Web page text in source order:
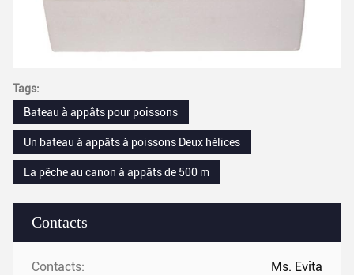
Contacts
Contacts: Ms. Evita
Tags:
Bateau à appâts pour poissons
Un bateau à appâts à poissons Deux hélices
La pêche au canon à appâts de 500 m